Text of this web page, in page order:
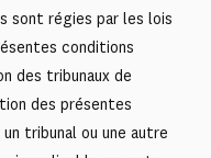
sont régies par les lois
conditions
des tribunaux de
des présentes
tribunal ou une autre